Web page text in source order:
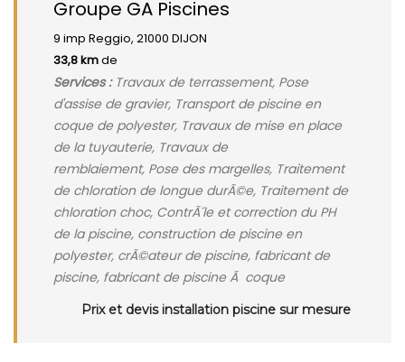
Groupe GA Piscines
9 imp Reggio, 21000 DIJON
33,8 kmde
Services :Travaux de terrassement, Pose
d'assise de gravier, Transport de piscine en
coque de polyester, Travaux de mise en place
de la tuyauterie, Travaux de
remblaiement, Pose des margelles, Traitement
de chloration de longue durÃ©e, Traitement de
chloration choc, ContrÃ´le et correction du PH
de la piscine, construction de piscine en
polyester, crÃ©ateur de piscine, fabricant de
piscine, fabricant de piscine Ã coque
Prix et devis installation piscine sur mesure